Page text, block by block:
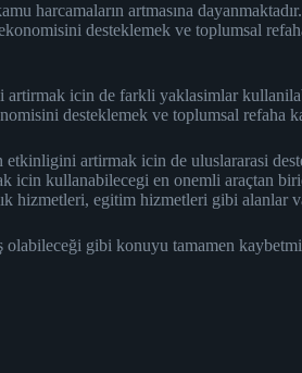
harcamaların artmasına
desteklemek ve toplumsal
icin de farkli yaklasimlar
desteklemek ve toplumsal refaha
artirmak icin de uluslararasi
kullanabilecegi en onemli araçtan
hizmetleri, egitim hizmetleri gibi alanlar
gibi konuyu tamamen